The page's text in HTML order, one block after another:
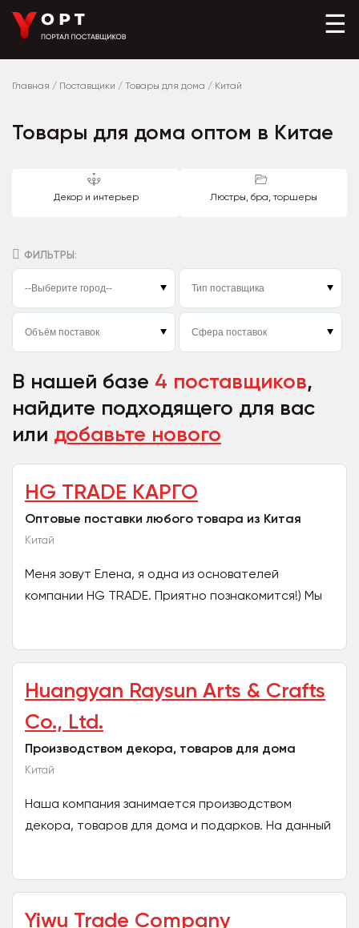
☰
Главная / Поставщики / Товары для дома / Китай
Товары для дома оптом в Китае
Декор и интерьер Люстры, бра, торшеры
ФИЛЬТРЫ:
В нашей базе 4 поставщиков,
найдите подходящего для вас
или добавьте нового
HG TRADE КАРГО
Оптовые поставки любого товара из Китая
Китай
Меня зовут Елена, я одна из основателей
компании HG TRADE. Приятно познакомится!) Мы
Huangyan Raysun Arts & Crafts
Co., Ltd.
Производством декора, товаров для дома
Китай
Наша компания занимается производством
декора, товаров для дома и подарков. На данный
Yiwu Trade Company